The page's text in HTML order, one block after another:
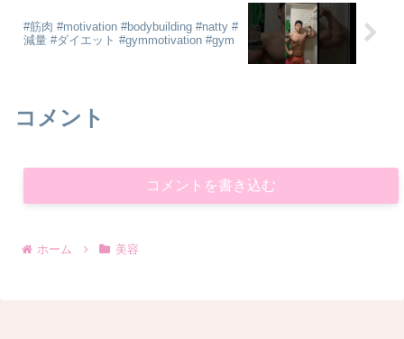
#筋肉 #motivation #bodybuilding #natty #
減量 #ダイエット #gymmotivation #gym
コメント
コメントを書き込む
ホーム 美容